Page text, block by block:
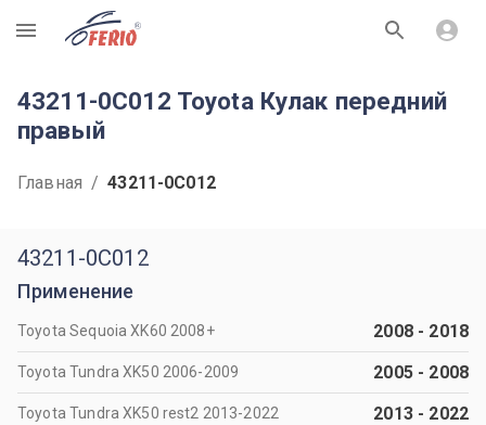
R
43211-0C012 Toyota Кулак передний
правый
Главная / 43211-0C012
43211-0C012
Применение
Toyota Sequoia XK60 2008+ 2008- 2018
Toyota Tundra XK50 2006-2009 2005- 2008
Toyota Tundra XK50 rest2 2013-2022 2013- 2022